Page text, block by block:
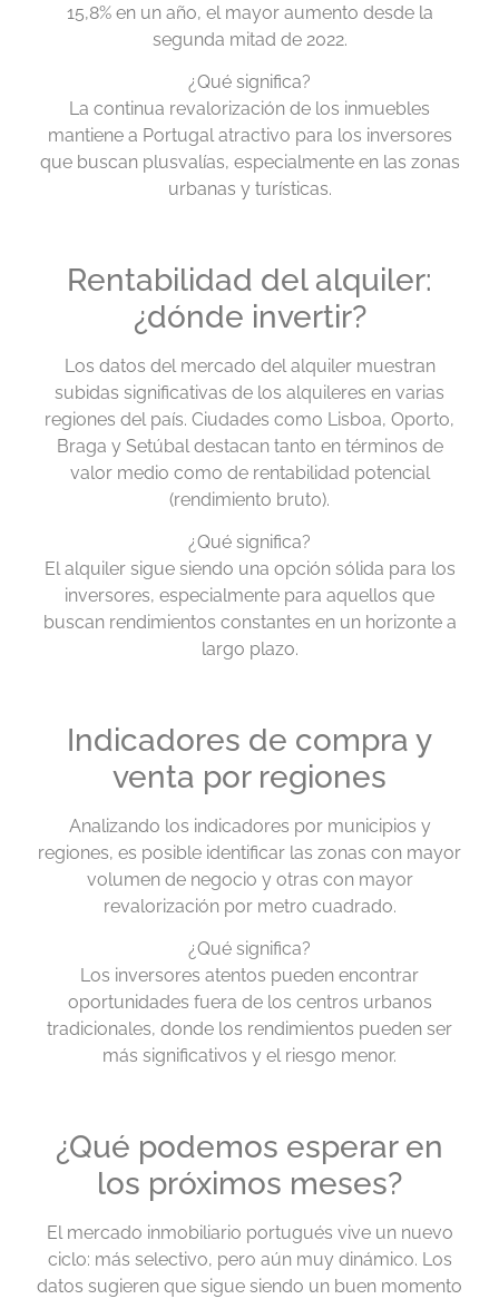
15,8% en un año, el mayor aumento desde la
segunda mitad de 2022.
¿Qué significa?
La continua revalorización de los inmuebles
mantiene a Portugal atractivo para los inversores
que buscan plusvalías, especialmente en las zonas
urbanas y turísticas.
Rentabilidad del alquiler:
¿dónde invertir?
Los datos del mercado del alquiler muestran
subidas significativas de los alquileres en varias
regiones del país. Ciudades como Lisboa, Oporto,
Braga y Setúbal destacan tanto en términos de
valor medio como de rentabilidad potencial
(rendimiento bruto).
¿Qué significa?
El alquiler sigue siendo una opción sólida para los
inversores, especialmente para aquellos que
buscan rendimientos constantes en un horizonte a
largo plazo.
Indicadores de compra y
venta por regiones
Analizando los indicadores por municipios y
regiones, es posible identificar las zonas con mayor
volumen de negocio y otras con mayor
revalorización por metro cuadrado.
¿Qué significa?
Los inversores atentos pueden encontrar
oportunidades fuera de los centros urbanos
tradicionales, donde los rendimientos pueden ser
más significativos y el riesgo menor.
¿Qué podemos esperar en
los próximos meses?
El mercado inmobiliario portugués vive un nuevo
ciclo: más selectivo, pero aún muy dinámico. Los
datos sugieren que sigue siendo un buen momento